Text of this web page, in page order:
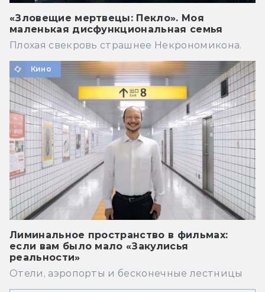
«Зловещие мертвецы: Пекло». Моя
маленькая дисфункциональная семья
Плохая свекровь страшнее Некрономикона.
Кино
Лиминальное пространство в фильмах:
если вам было мало «Закулисья
реальности»
Отели, аэропорты и бесконечные лестницы